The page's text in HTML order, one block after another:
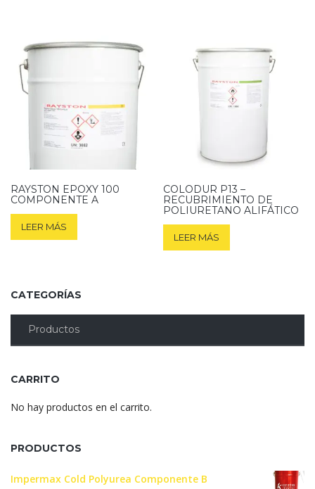
RAYSTON EPOXY 100
COMPONENTE A
LEER MÁS
COLODUR P13 –
RECUBRIMIENTO DE
POLIURETANO ALIFÁTICO
LEER MÁS
CATEGORÍAS
Productos
CARRITO
No hay productos en el carrito.
PRODUCTOS
Impermax Cold Polyurea Componente B